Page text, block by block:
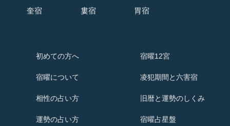
奎宿 婁宿 胃宿
初めての方へ
宿曜について
相性の占い方
運勢の占い方
宿曜12宮
凌犯期間と六害宿
旧暦と運勢のしくみ
宿曜占星盤